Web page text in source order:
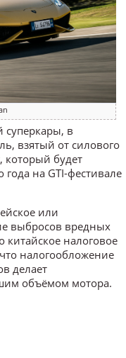
в
взятый от силового
который будет
года на GTI-фестивале
или
выбросов вредных
налоговое
налогообложение
делает
объёмом мотора.